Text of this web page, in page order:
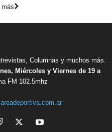
más
Columnas y muchos más.
Miércoles y Viernes de 19 a
FM 102.5mhz